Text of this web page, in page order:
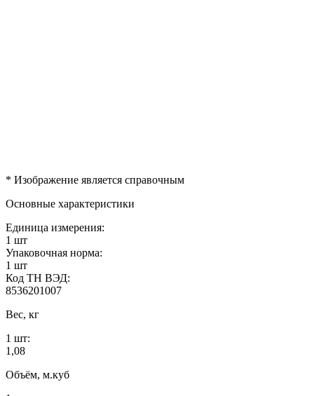
* Изображение является справочным
Основные характеристики
Единица измерения:
1 шт
Упаковочная норма:
1 шт
Код ТН ВЭД:
8536201007
Вес, кг
1 шт:
1,08
Объём, м.куб